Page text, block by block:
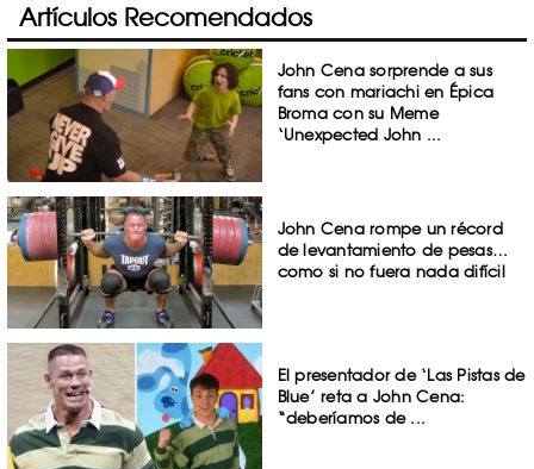
Artículos Recomendados
John Cena sorprende a sus
fans con mariachi en Épica
Broma con su Meme
‘Unexpected John ...
John Cena rompe un récord
de levantamiento de pesas…
como si no fuera nada difícil
El presentador de ‘Las Pistas de
Blue’ reta a John Cena:
“deberíamos de ...